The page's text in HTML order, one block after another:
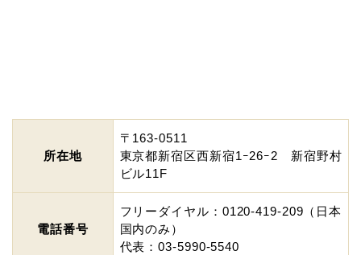
所在地
〒163-0511
東京都新宿区西新宿1ｰ26ｰ2 新宿野村
ビル11F
電話番号
フリーダイヤル：0120-419-209（日本
国内のみ）
代表：03-5990-5540